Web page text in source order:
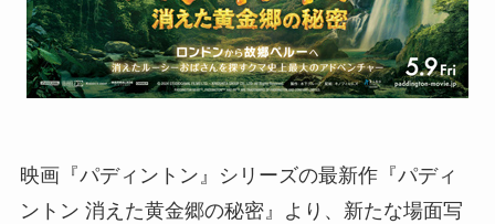
映画『パディントン』シリーズの最新作『パディ
ントン 消えた黄金郷の秘密』より、新たな場面写